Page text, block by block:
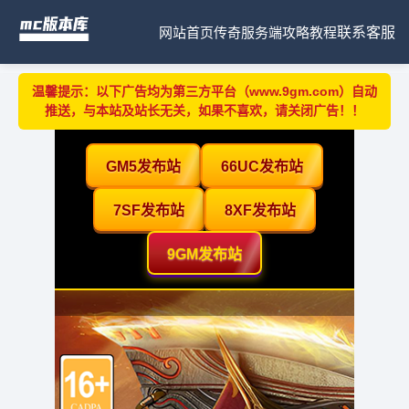
网站首页传奇服务端攻略教程联系客服
温馨提示：以下广告均为第三方平台（www.9gm.com）自动
推送，与本站及站长无关，如果不喜欢，请关闭广告！！